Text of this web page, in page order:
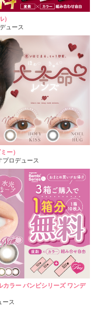
ュース
ー）
プロデュース
ラー バンビシリーズ ワンデ
ース